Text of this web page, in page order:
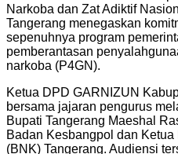
Narkoba dan Zat Adiktif
Tangerang menegaskan
sepenuhnya program
pemberantasan
narkoba (P4GN).
Ketua DPD GARNIZUN
bersama jajaran pengurus
Bupati Tangerang Maeshal
Badan Kesbangpol dan
(BNK) Tangerang. Audiensi